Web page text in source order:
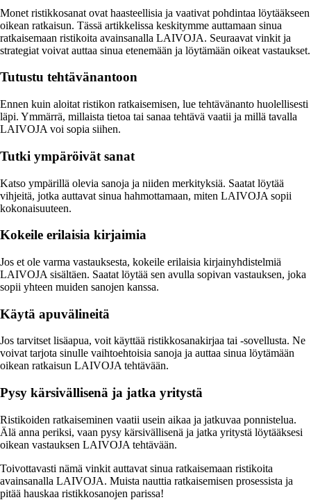
Monet ristikkosanat ovat haasteellisia ja vaativat pohdintaa löytääkseen
oikean ratkaisun. Tässä artikkelissa keskitymme auttamaan sinua
ratkaisemaan ristikoita avainsanalla LAIVOJA. Seuraavat vinkit ja
strategiat voivat auttaa sinua etenemään ja löytämään oikeat vastaukset.
Tutustu tehtävänantoon
Ennen kuin aloitat ristikon ratkaisemisen, lue tehtävänanto huolellisesti
läpi. Ymmärrä, millaista tietoa tai sanaa tehtävä vaatii ja millä tavalla
LAIVOJA voi sopia siihen.
Tutki ympäröivät sanat
Katso ympärillä olevia sanoja ja niiden merkityksiä. Saatat löytää
vihjeitä, jotka auttavat sinua hahmottamaan, miten LAIVOJA sopii
kokonaisuuteen.
Kokeile erilaisia kirjaimia
Jos et ole varma vastauksesta, kokeile erilaisia kirjainyhdistelmiä
LAIVOJA sisältäen. Saatat löytää sen avulla sopivan vastauksen, joka
sopii yhteen muiden sanojen kanssa.
Käytä apuvälineitä
Jos tarvitset lisäapua, voit käyttää ristikkosanakirjaa tai -sovellusta. Ne
voivat tarjota sinulle vaihtoehtoisia sanoja ja auttaa sinua löytämään
oikean ratkaisun LAIVOJA tehtävään.
Pysy kärsivällisenä ja jatka yritystä
Ristikoiden ratkaiseminen vaatii usein aikaa ja jatkuvaa ponnistelua.
Älä anna periksi, vaan pysy kärsivällisenä ja jatka yritystä löytääksesi
oikean vastauksen LAIVOJA tehtävään.
Toivottavasti nämä vinkit auttavat sinua ratkaisemaan ristikoita
avainsanalla LAIVOJA. Muista nauttia ratkaisemisen prosessista ja
pitää hauskaa ristikkosanojen parissa!